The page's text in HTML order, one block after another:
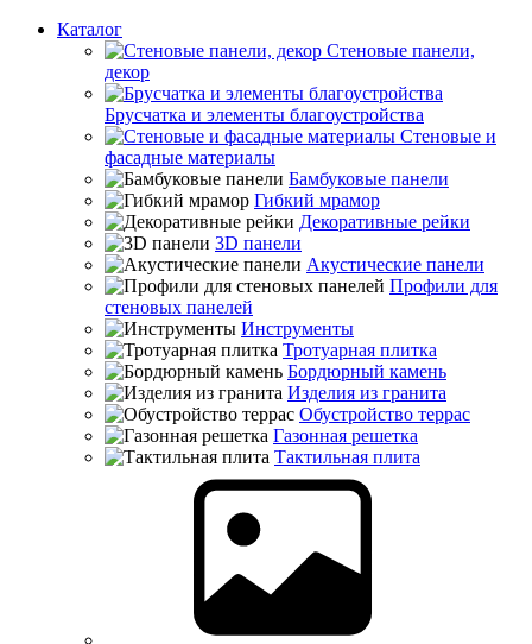
Каталог
Стеновые панели,
декор
Брусчатка и элементы благоустройства
Стеновые и
фасадные материалы
Бамбуковые панели
Гибкий мрамор
Декоративные рейки
3D панели
Акустические панели
Профили для
стеновых панелей
Инструменты
Тротуарная плитка
Бордюрный камень
Изделия из гранита
Обустройство террас
Газонная решетка
Тактильная плита